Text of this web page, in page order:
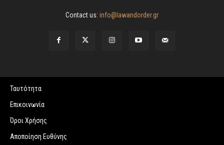
Contact us: info@lawandorder.gr
Ταυτότητα
Επικοινωνία
Όροι Χρήσης
Αποποίηση Ευθύνης